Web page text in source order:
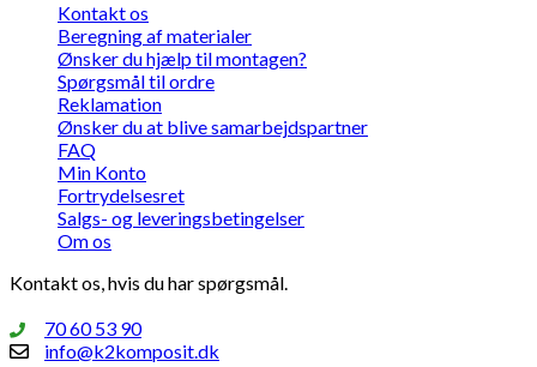
Kontakt os
Beregning af materialer
Ønsker du hjælp til montagen?
Spørgsmål til ordre
Reklamation
Ønsker du at blive samarbejdspartner
FAQ
Min Konto
Fortrydelsesret
Salgs- og leveringsbetingelser
Om os
Kontakt os, hvis du har spørgsmål.
70 60 53 90
info@k2komposit.dk